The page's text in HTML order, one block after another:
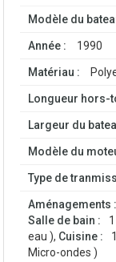
Modèle du
Année : 1990
Matériau :
Longueur hors-
Largeur du
Modèle du
Type de
Aménagements :
Salle de bain :
eau ), Cuisine :
Micro-ondes )